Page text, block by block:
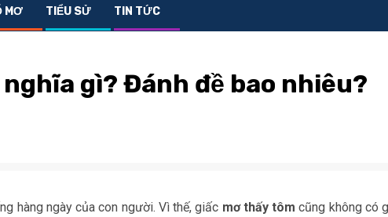
MƠ TIỂU SỬ TIN TỨC
gì? Đánh đề bao nhiêu?
hàng ngày của con người. Vì thế, giấc mơ thấy tôm cũng không có